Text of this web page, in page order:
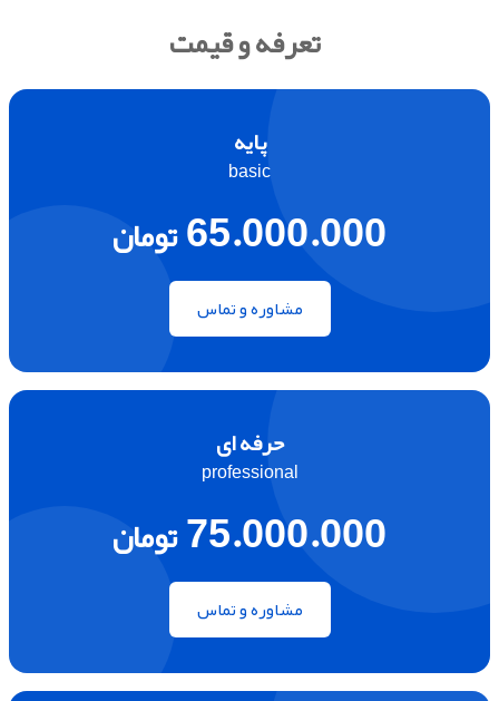
تعرفه و قیمت
پایه
basic
65.000.000تومان
مشاوره و تماس
حرفه ای
professional
75.000.000تومان
مشاوره و تماس